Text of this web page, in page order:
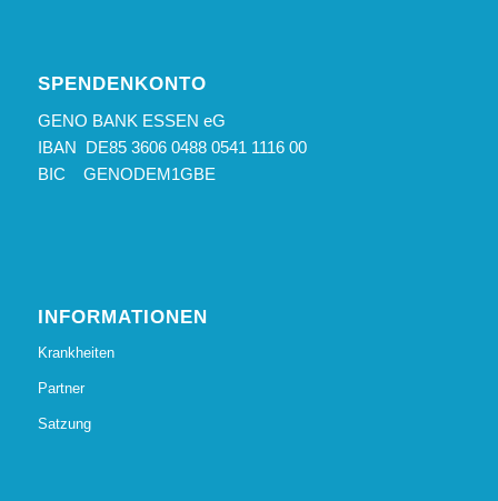
SPENDENKONTO
GENO BANK ESSEN eG
IBAN DE85 3606 0488 0541 1116 00
BIC GENODEM1GBE
INFORMATIONEN
Krankheiten
Partner
Satzung